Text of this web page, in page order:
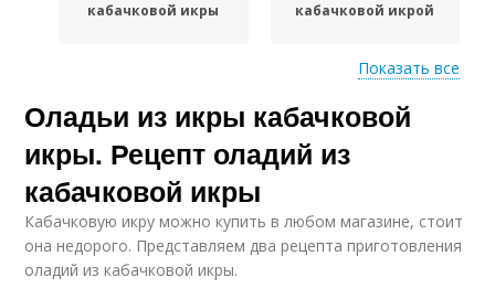
кабачковой икры
кабачковой икрой
Завтрак с кабачковой
икрой
Икра на завтрак
Икры на завтрак Мясной фарш
Показать все
Оладьи из икры кабачковой
икры. Рецепт оладий из
кабачковой икры
Кабачковую икру можно купить в любом магазине, стоит
она недорого. Представляем два рецепта приготовления
оладий из кабачковой икры.